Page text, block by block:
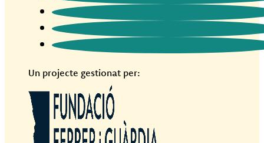
Un projecte gestionat per: